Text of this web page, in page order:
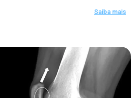
Saiba mais